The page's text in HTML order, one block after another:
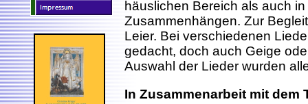
häuslichen Bereich als auch
Zusammenhängen. Zur
Leier. Bei verschiedenen
gedacht, doch auch Geige
Auswahl der Lieder wurden
In Zusammenarbeit mit dem